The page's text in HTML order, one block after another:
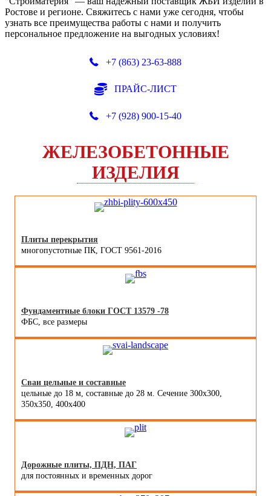
Ростове и регионе. Свяжитесь с нами уже сегодня, чтобы
узнать все преимущества работы с нами и получить
персональное предложение на выгодных условиях!
+7 (863) 23-63-888
ПРАЙС-ЛИСТ
+7 (928) 900-15-40
ЖЕЛЕЗОБЕТОННЫЕ
ИЗДЕЛИЯ
Плиты перекрытия
многопустотные ПК, ГОСТ 9561-2016
Фундаментные блоки ГОСТ 13579 -78
ФБС, все размеры
Сваи цельные и составные
цельные до 18 м, составные до 28 м. Сечение 300x300,
350x350, 400х400
Дорожные плиты, ПДН, ПАГ
для постоянных и временных дорог